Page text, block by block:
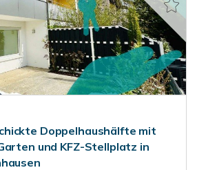
Doppelhaushälfte mit
und KFZ-Stellplatz in